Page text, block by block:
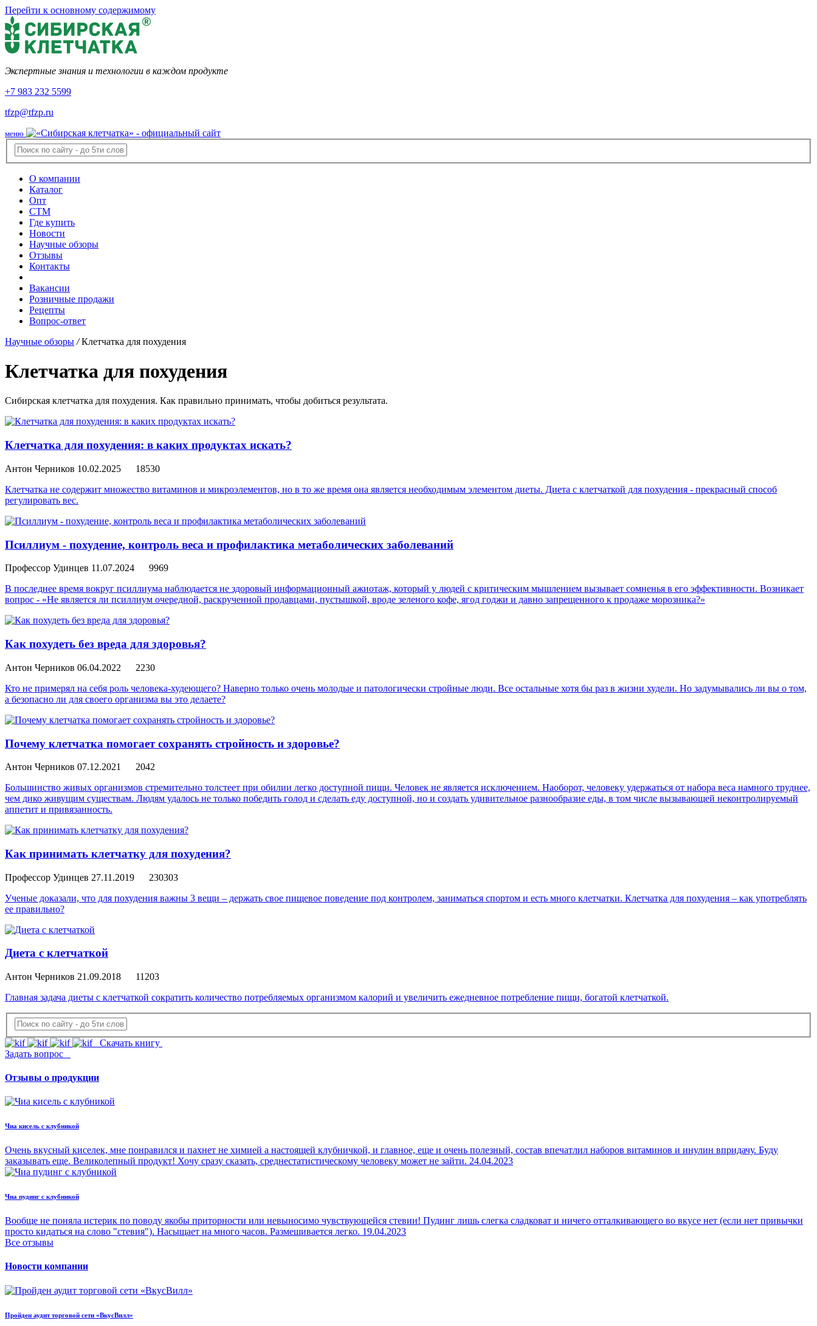
Перейти к основному содержимому
Экспертные знания и технологии в каждом продукте
+7 983 232 5599
tfzp@tfzp.ru
меню
О компании
Каталог
Опт
СТМ
Где купить
Новости
Научные обзоры
Отзывы
Контакты
Вакансии
Розничные продажи
Рецепты
Вопрос-ответ
Научные обзоры / Клетчатка для похудения
Клетчатка для похудения
Сибирская клетчатка для похудения. Как правильно принимать, чтобы добиться результата.
Клетчатка для похудения: в каких продуктах искать?
Антон Черников 10.02.2025
18530
Клетчатка не содержит множество витаминов и микроэлементов, но в то же время она является необходимым элементом диеты. Диета с клетчаткой для похудения - прекрасный способ
регулировать вес.
Псиллиум - похудение, контроль веса и профилактика метаболических заболеваний
Профессор Удинцев 11.07.2024
9969
В последнее время вокруг псиллиума наблюдается не здоровый информационный ажиотаж, который у людей с критическим мышлением вызывает сомненья в его эффективности. Возникает
вопрос - «Не является ли псиллиум очередной, раскрученной продавцами, пустышкой, вроде зеленого кофе, ягод годжи и давно запрещенного к продаже морозника?»
Как похудеть без вреда для здоровья?
Антон Черников 06.04.2022
2230
Кто не примерял на себя роль человека-худеющего? Наверно только очень молодые и патологически стройные люди. Все остальные хотя бы раз в жизни худели. Но задумывались ли вы о том,
а безопасно ли для своего организма вы это делаете?
Почему клетчатка помогает сохранять стройность и здоровье?
Антон Черников 07.12.2021
2042
Большинство живых организмов стремительно толстеет при обилии легко доступной пищи. Человек не является исключением. Наоборот, человеку удержаться от набора веса намного труднее,
чем дико живущим существам. Людям удалось не только победить голод и сделать еду доступной, но и создать удивительное разнообразие еды, в том числе вызывающей неконтролируемый
аппетит и привязанность.
Как принимать клетчатку для похудения?
Профессор Удинцев 27.11.2019
230303
Ученые доказали, что для похудения важны 3 вещи – держать свое пищевое поведение под контролем, заниматься спортом и есть много клетчатки. Клетчатка для похудения – как употреблять
ее правильно?
Диета с клетчаткой
Антон Черников 21.09.2018
11203
Главная задача диеты с клетчаткой сократить количество потребляемых организмом калорий и увеличить ежедневное потребление пищи, богатой клетчаткой.
Скачать книгу
Задать вопрос
Отзывы о продукции
Чиа кисель с клубникой
Очень вкусный киселек, мне понравился и пахнет не химией а настоящей клубничкой, и главное, еще и очень полезный, состав впечатлил наборов витаминов и инулин впридачу. Буду
заказывать еще. Великолепный продукт! Хочу сразу сказать, среднестатистическому человеку может не зайти. 24.04.2023
Чиа пудинг с клубникой
Вообще не поняла истерик по поводу якобы приторности или невыносимо чувствующейся стевии! Пудинг лишь слегка сладковат и ничего отталкивающего во вкусе нет (если нет привычки
просто кидаться на слово "стевия"). Насыщает на много часов. Размешивается легко. 19.04.2023
Все отзывы
Новости компании
Пройден аудит торговой сети «ВкусВилл»